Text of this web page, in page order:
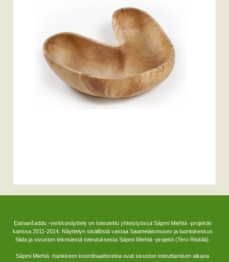
Eatnanšaddu -verkkonäyttely on toteutettu yhteistyössä Sápmi Miehtá -projektin
kanssa 2011-2014. Näyttelyn sisällöstä vastaa Saamelaismuseo ja luontokeskus
Siida ja sivuston teknsiestä toteutuksesta Sápmi Miehtá -projekti (Tero Riskilä).
Sápmi Miehtá -hankkeen koordinaattoreina ovat sivuston toteuttamisen aikana